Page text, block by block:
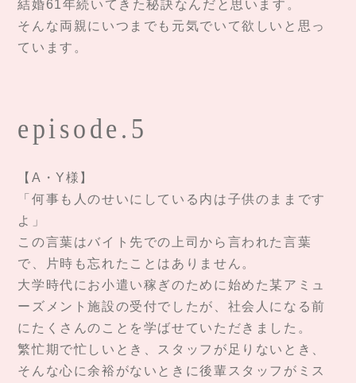
結婚61年続いてきた秘訣なんだと思います。
そんな両親にいつまでも元気でいて欲しいと思っ
ています。
episode.5
【A・Y様】
「何事も人のせいにしている内は子供のままです
よ」
この言葉はバイト先での上司から言われた言葉
で、片時も忘れたことはありません。
大学時代にお小遣い稼ぎのために始めた某アミュ
ーズメント施設の受付でしたが、社会人になる前
にたくさんのことを学ばせていただきました。
繁忙期で忙しいとき、スタッフが足りないとき、
そんな心に余裕がないときに後輩スタッフがミス